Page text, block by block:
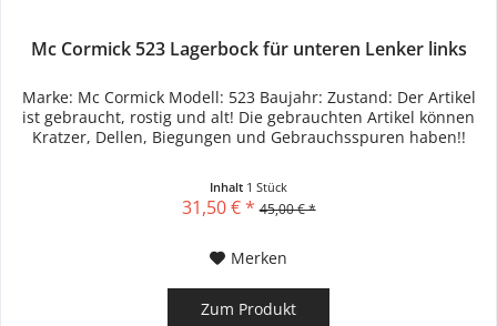
Mc Cormick 523 Lagerbock für unteren Lenker links
Marke: Mc Cormick Modell: 523 Baujahr: Zustand: Der Artikel
ist gebraucht, rostig und alt! Die gebrauchten Artikel können
Kratzer, Dellen, Biegungen und Gebrauchsspuren haben!!
Inhalt 1 Stück
31,50 € * 45,00 € *
Merken
Zum Produkt